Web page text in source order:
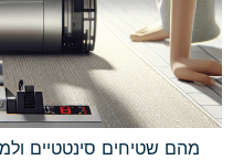
מהם שטיחים סינטטיים